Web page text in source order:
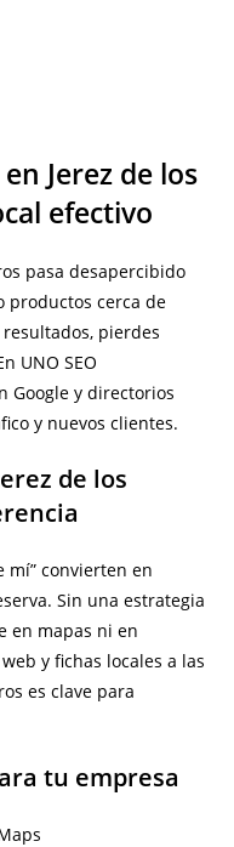
Jerez de los
efectivo
pasa desapercibido
productos cerca de
pierdes
UNO SEO
Google y directorios
y nuevos clientes.
de los
mí” convierten en
Sin una estrategia
en mapas ni en
y fichas locales a las
es clave para
tu empresa